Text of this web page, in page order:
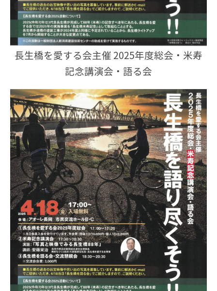
長生橋を愛する会主催 2025年度総会・米寿
記念講演会・語る会